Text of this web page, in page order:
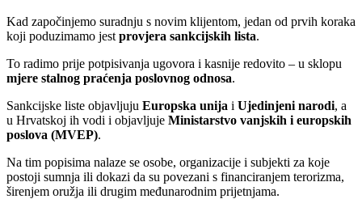
Kad započinjemo suradnju s novim klijentom, jedan od prvih koraka
koji poduzimamo jest provjera sankcijskih lista.
To radimo prije potpisivanja ugovora i kasnije redovito – u sklopu
mjere stalnog praćenja poslovnog odnosa.
Sankcijske liste objavljuju Europska unija i Ujedinjeni narodi, a
u Hrvatskoj ih vodi i objavljuje Ministarstvo vanjskih i europskih
poslova (MVEP).
Na tim popisima nalaze se osobe, organizacije i subjekti za koje
postoji sumnja ili dokazi da su povezani s financiranjem terorizma,
širenjem oružja ili drugim međunarodnim prijetnjama.